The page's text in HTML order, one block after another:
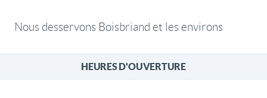
Nous desservons Boisbriand et les environs
HEURES D'OUVERTURE